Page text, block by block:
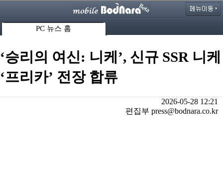
PC 뉴스 홈
‘승리의 여신: 니케’, 신규 SSR 니케
‘프리카’ 전장 합류
2026-05-28 12:21
편집부 press@bodnara.co.kr